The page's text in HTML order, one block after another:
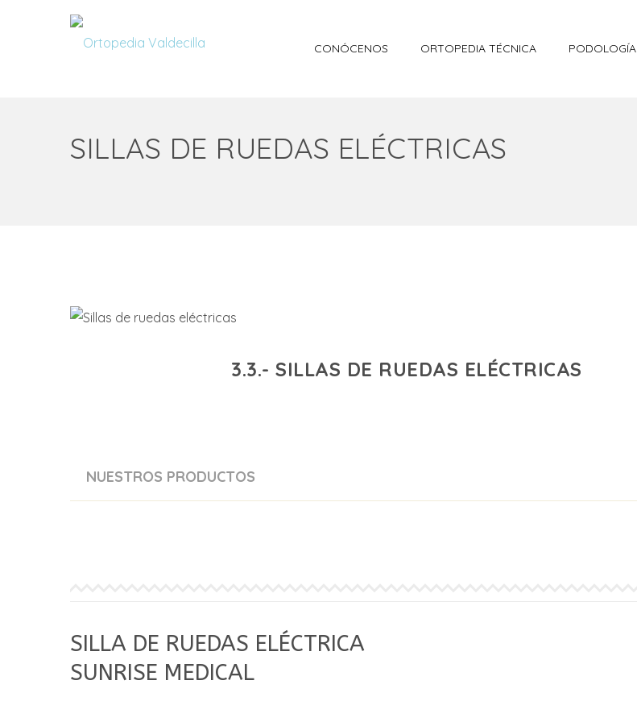
CONÓCENOS ORTOPEDIA TÉCNICA PODOLOGÍA
SILLAS DE RUEDAS ELÉCTRICAS
3.3.- SILLAS DE RUEDAS ELÉCTRICAS
NUESTROS PRODUCTOS
SILLA DE RUEDAS ELÉCTRICA
SUNRISE MEDICAL